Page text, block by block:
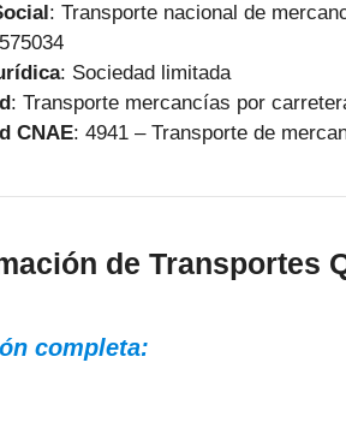
: Transporte nacional de
: Sociedad limitada
: Transporte mercancías por
CNAE: 4941 – Transporte de
de Transportes
completa: